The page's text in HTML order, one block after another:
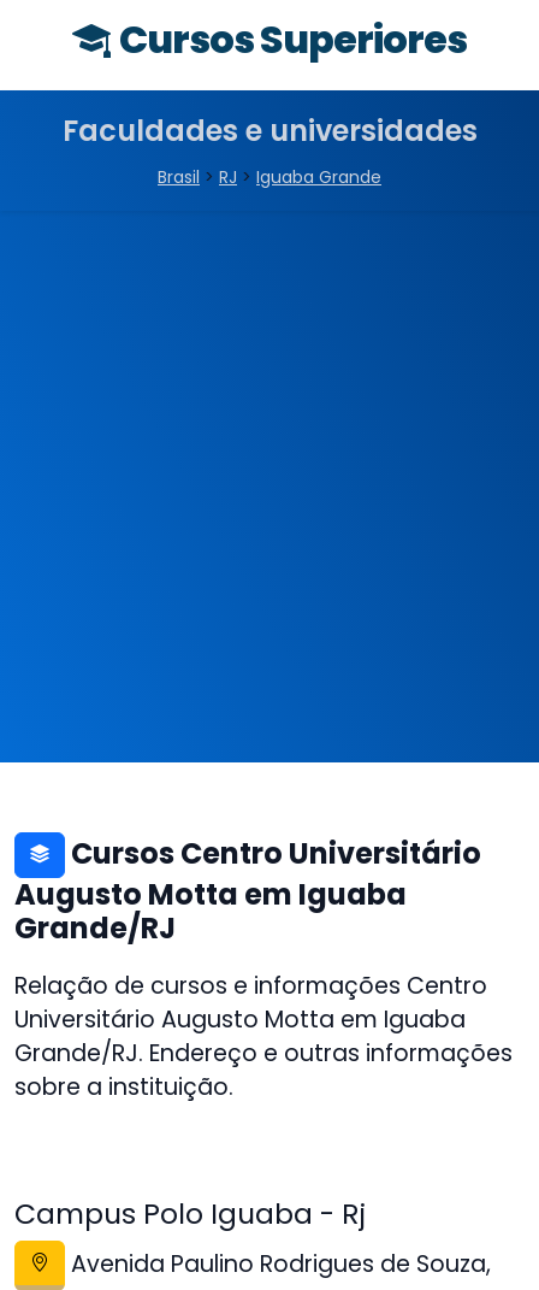
Cursos Superiores
Faculdades e universidades
Brasil > RJ > Iguaba Grande
Cursos Centro Universitário
Augusto Motta em Iguaba
Grande/RJ
Relação de cursos e informações Centro
Universitário Augusto Motta em Iguaba
Grande/RJ. Endereço e outras informações
sobre a instituição.
Campus Polo Iguaba - Rj
Avenida Paulino Rodrigues de Souza,